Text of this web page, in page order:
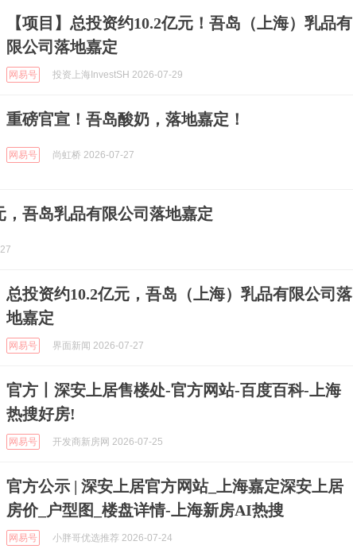
【项目】总投资约10.2亿元！吾岛（上海）乳品有
限公司落地嘉定
网易号 投资上海InvestSH 2026-07-29
重磅官宣！吾岛酸奶，落地嘉定！
网易号 尚虹桥 2026-07-27
，吾岛乳品有限公司落地嘉定
总投资约10.2亿元，吾岛（上海）乳品有限公司落
地嘉定
网易号 界面新闻 2026-07-27
官方丨深安上居售楼处-官方网站-百度百科-上海
热搜好房!
网易号 开发商新房网 2026-07-25
官方公示 | 深安上居官方网站_上海嘉定深安上居
房价_户型图_楼盘详情-上海新房AI热搜
网易号 小胖哥优选推荐 2026-07-24